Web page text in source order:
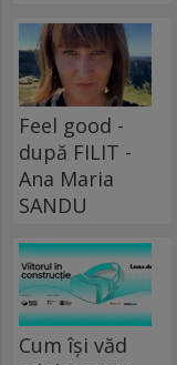
Feel good -
după FILIT -
Ana Maria
SANDU
Cum își văd